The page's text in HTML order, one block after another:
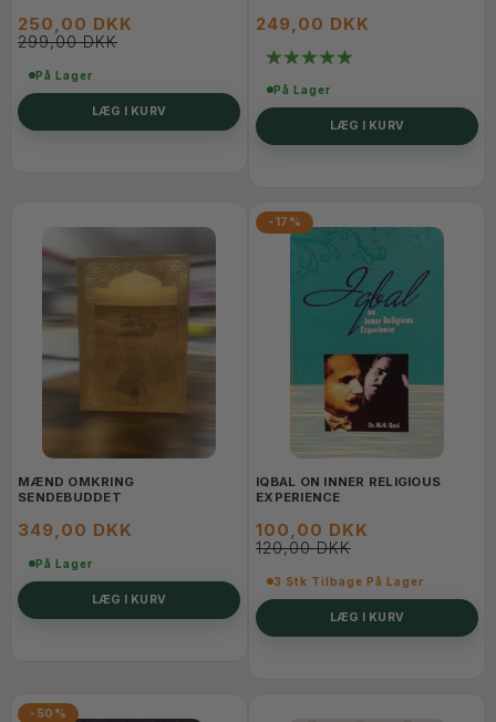
250,00 DKK
299,00 DKK
På Lager
LÆG I KURV
249,00 DKK
På Lager
LÆG I KURV
MÆND OMKRING
SENDEBUDDET
349,00 DKK
På Lager
LÆG I KURV
-17%
IQBAL ON INNER RELIGIOUS
EXPERIENCE
100,00 DKK
120,00 DKK
3 Stk Tilbage På Lager
LÆG I KURV
-50%